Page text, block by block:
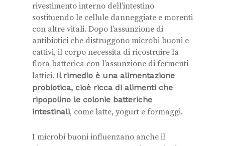
rivestimento interno dell’intestino
sostituendo le cellule danneggiate e morenti
con altre vitali. Dopo l’assunzione di
antibiotici che distruggono microbi buoni e
cattivi, il corpo necessita di ricostruire la
flora batterica con l’assunzione di fermenti
lattici. Il rimedio è una alimentazione
probiotica, cioè ricca di alimenti che
ripopolino le colonie batteriche
intestinali, come latte, yogurt e formaggi.
I microbi buoni influenzano anche il